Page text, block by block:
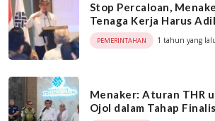
Stop Percaloan,
Tenaga Kerja Harus
PEMERINTAHAN 1 tahun yang
Menaker: Aturan THR
Ojol dalam Tahap